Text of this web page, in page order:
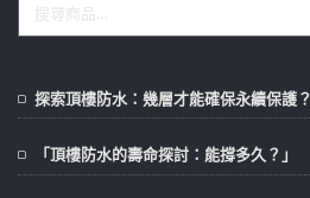
探索頂樓防水：幾層才能確保永續保護？
「頂樓防水的壽命探討：能撐多久？」